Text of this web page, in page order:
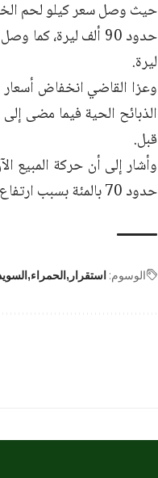
ليرة.
وعزا القاضي انخفاض أسعار
الذبائح الحية فيما مضى
قبل.
وأشار إلى أن حركة المبيع
حدود 70 بالمئة بسبب ارتفاع أسعار اللحوم.
الوسوم: استقرار الحمراء